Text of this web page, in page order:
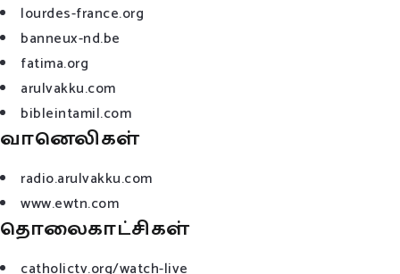
lourdes-france.org
banneux-nd.be
fatima.org
arulvakku.com
bibleintamil.com
வானெலிகள்
radio.arulvakku.com
www.ewtn.com
தொலைகாட்சிகள்
catholictv.org/watch-live